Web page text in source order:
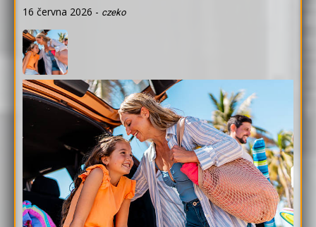
16 června 2026 - czeko